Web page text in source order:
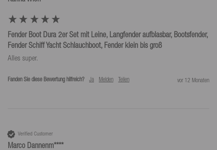
Fender Boot Dura 2er Set mit Leine, Langfender aufblasbar, Bootsfender,
Fender Schiff Yacht Schlauchboot, Fender klein bis groß
Alles super.
Fanden Sie diese Bewertung hilfreich? Ja Melden Teilen vor 12 Monaten
Verified Customer
Marco Dannenm****